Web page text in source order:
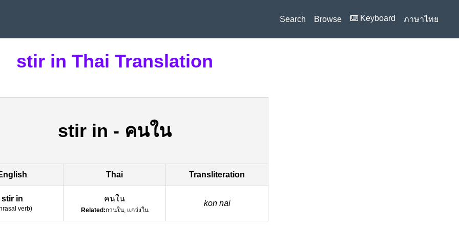
Search Browse ⌨️ Keyboard ภาษาไทย
stir in Thai Translation
stir in - คนใน
Thai Transliteration
stir in
verb)
คนใน
Related:กวนใน, แกว่งใน
kon nai